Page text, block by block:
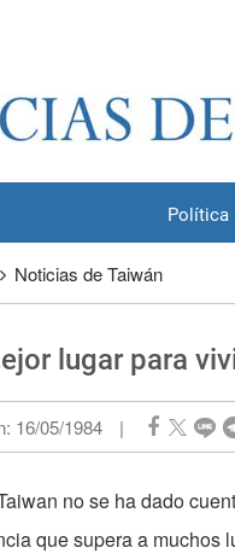
Política
Noticias de Taiwán
lugar para
16/05/1984 |
no se ha dado
que supera a muchos